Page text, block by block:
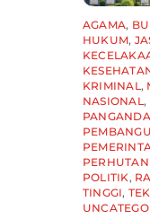
AGAMA,
HUKUM,
KRIMINAL ,
NASIONAL ,
POLITIK ,
TINGGI,